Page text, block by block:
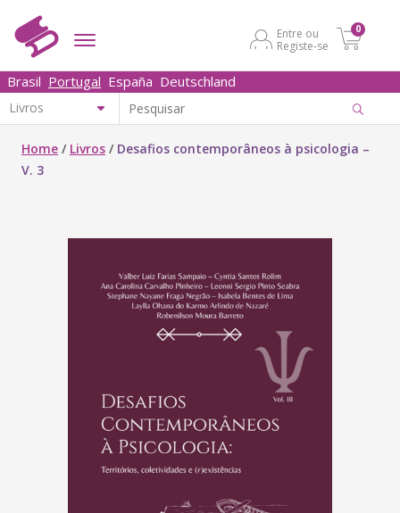
Entre ou
Registe-se
0
Brasil Portugal España Deutschland
Home / Livros / Desafios contemporâneos à psicologia –
V. 3